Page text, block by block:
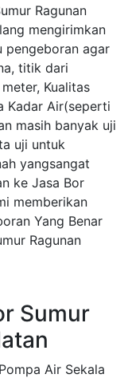
Ragunan
mengirimkan
pengeboran agar
titik dari
Kualitas
Kadar Air(seperti
masih banyak uji
uji untuk
yangsangat
ke Jasa Bor
memberikan
Yang Benar
Ragunan
Sumur
Air Sekala